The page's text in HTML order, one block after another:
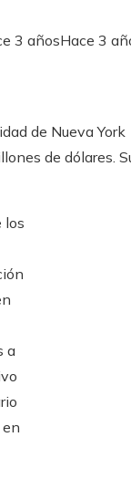
3 añosHace 3
de Nueva York
de dólares.
los
a